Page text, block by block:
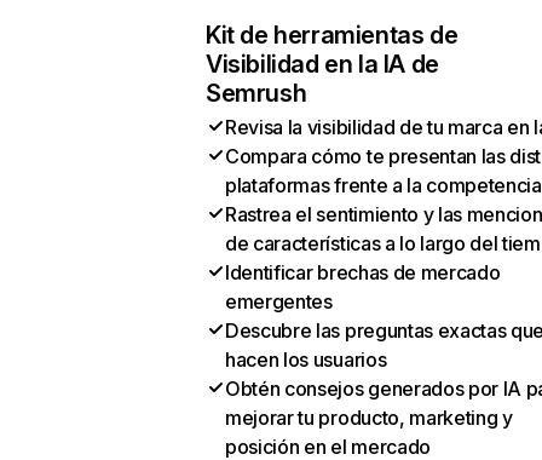
Kit de herramientas de
Visibilidad en la IA de
Semrush
Revisa la visibilidad de tu marca en
Compara cómo te presentan las
plataformas frente a la competencia
Rastrea el sentimiento y las
de características a lo largo del
Identificar brechas de mercado
emergentes
Descubre las preguntas exactas
hacen los usuarios
Obtén consejos generados por IA
mejorar tu producto, marketing y
posición en el mercado